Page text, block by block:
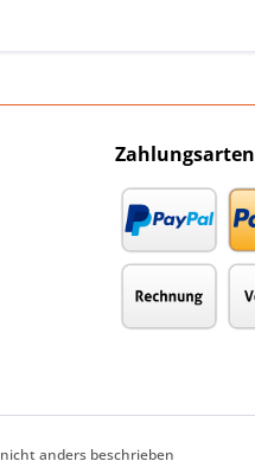
Zahlungsarten
anders beschrieben